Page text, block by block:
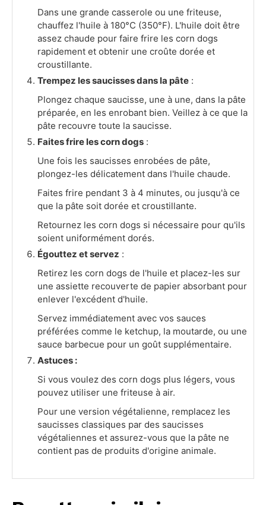
Dans une grande casserole ou une friteuse,
chauffez l'huile à 180°C (350°F). L'huile doit être
assez chaude pour faire frire les corn dogs
rapidement et obtenir une croûte dorée et
croustillante.
Trempez les saucisses dans la pâte :
Plongez chaque saucisse, une à une, dans la pâte
préparée, en les enrobant bien. Veillez à ce que la
pâte recouvre toute la saucisse.
Faites frire les corn dogs :
Une fois les saucisses enrobées de pâte,
plongez-les délicatement dans l'huile chaude.
Faites frire pendant 3 à 4 minutes, ou jusqu'à ce
que la pâte soit dorée et croustillante.
Retournez les corn dogs si nécessaire pour qu'ils
soient uniformément dorés.
Égouttez et servez :
Retirez les corn dogs de l'huile et placez-les sur
une assiette recouverte de papier absorbant pour
enlever l'excédent d'huile.
Servez immédiatement avec vos sauces
préférées comme le ketchup, la moutarde, ou une
sauce barbecue pour un goût supplémentaire.
Astuces :
Si vous voulez des corn dogs plus légers, vous
pouvez utiliser une friteuse à air.
Pour une version végétalienne, remplacez les
saucisses classiques par des saucisses
végétaliennes et assurez-vous que la pâte ne
contient pas de produits d'origine animale.